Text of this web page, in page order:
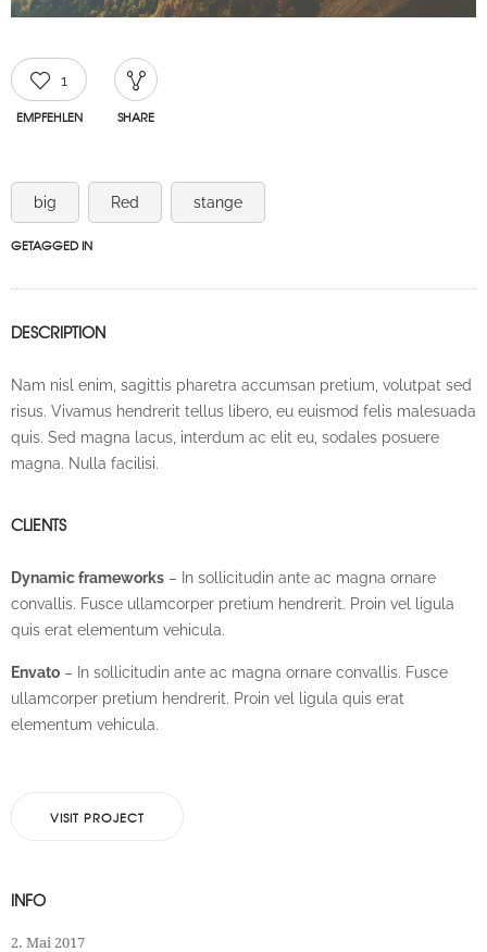
1
EMPFEHLEN SHARE
big Red stange
GETAGGED IN
DESCRIPTION
Nam nisl enim, sagittis pharetra accumsan pretium, volutpat sed
risus. Vivamus hendrerit tellus libero, eu euismod felis malesuada
quis. Sed magna lacus, interdum ac elit eu, sodales posuere
magna. Nulla facilisi.
CLIENTS
Dynamic frameworks – In sollicitudin ante ac magna ornare
convallis. Fusce ullamcorper pretium hendrerit. Proin vel ligula
quis erat elementum vehicula.
Envato – In sollicitudin ante ac magna ornare convallis. Fusce
ullamcorper pretium hendrerit. Proin vel ligula quis erat
elementum vehicula.
VISIT PROJECT
INFO
2. Mai 2017